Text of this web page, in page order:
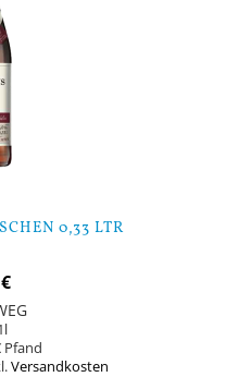
0,33 LTR
Versandkosten